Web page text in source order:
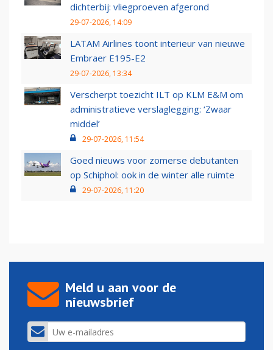
dichterbij: vliegproeven afgerond
29-07-2026, 14:09
LATAM Airlines toont interieur van nieuwe
Embraer E195-E2
29-07-2026, 13:34
Verscherpt toezicht ILT op KLM E&M om
administratieve verslaglegging: ‘Zwaar
middel’
29-07-2026, 11:54
Goed nieuws voor zomerse debutanten
op Schiphol: ook in de winter alle ruimte
29-07-2026, 11:20
Meld u aan voor de
nieuwsbrief